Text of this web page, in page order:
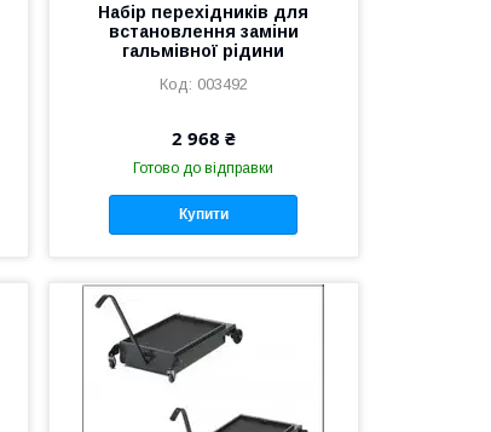
Набір перехідників для
встановлення заміни
гальмівної рідини
003492
2 968 ₴
Готово до відправки
Купити